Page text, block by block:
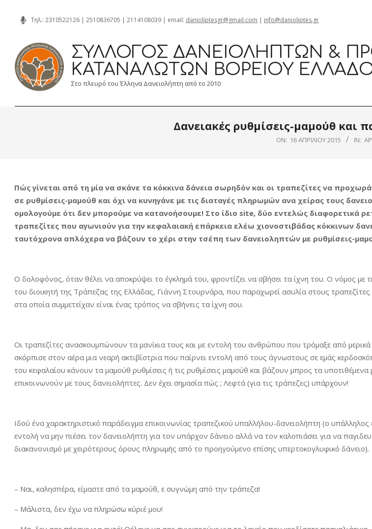
content
Τηλ.: 2310522126 | 2510836705 | 2114108039 | email: danioliptesgr@gmail.com | info@danioliptes.gr
ΣΎΛΛΟΓΟΣ ΔΑΝΕΙΟΛΗΠΤΏΝ &
ΚΑΤΑΝΑΛΩΤΏΝ ΒΟΡΕΊΟΥ
Στο πλευρό του Έλληνα Δανειολήπτη από το 2010
Δανειακές ρυθμίσεις-μαμούθ και
ON: 16 ΑΠΡΙΛΊΟΥ 2015 IN:
Πώς γίνεται από τη μία να σκάνε τα κόκκινα δάνεια σωρηδόν και οι τραπεζίτες να
σε ρυθμίσεις-μαμούθ και όχι να κυνηγάνε με τις διαταγές πληρωμών ανα χείρας τους
ομολογούμε ότι δεν μπορούμε να κατανοήσουμε! Στο ίδιο site, δύο εντελώς διαφορετικά
τραπεζίτες που αγωνιούν για την κεφαλαιακή επάρκεια ελέω χιονοστιβάδας κόκκινων
ταυτόχρονα απλόχερα να βάζουν το χέρι στην τσέπη των δανειοληπτών με ρυθμίσεις-
Ο δολοφόνος, όταν θέλει να αποκρύψει το έγκλημά του, φροντίζει να σβήσει τα ίχνη του. Ο νόμος με
του διοικητή της Τράπεζας της Ελλάδας, Γιάννη Στουρνάρα, που παραχωρεί ασυλία στους τραπεζίτες
στα οποία συμμετείχαν είναι ένας τρόπος να σβήνεις τα ίχνη σου.
Οι τραπεζίτες ανασκουμπώνουν τα μανίκια τους και με εντολή του ανθρώπου που τρόμαξε από
σκόρπισε στον αέρα μια νεαρή ακτιβίστρια που παίρνει εντολή από τους άγνωστους σε εμάς
του κεφαλαίου κάνουν τα μαμούθ ρυθμίσεις ή τις ρυθμίσεις μαμούθ και βάζουν μπρος τα υποτιθέμενα
επικοινωνούν με τους δανειολήπτες. Δεν έχει σημασία πώς ; Λεφτά (για τις τράπεζες) υπάρχουν!
Ιδού ένα χαρακτηριστικό παράδειγμα επικοινωνίας τραπεζικού υπαλλήλου-δανειολήπτη (ο υπάλληλος
εντολή να μην πιέσει τον δανειολήπτη για τον υπάρχον δάνειο αλλά να τον καλοπιάσει για να
διακανονισμό με χειρότερους όρους πληρωμής από το προηγούμενο επίσης υπερτοκογλυφικό δάνειο).
– Ναι, καλησπέρα, είμαστε από τα μαμούθ, ε συγνώμη από την τράπεζα!
– Μάλιστα, δεν έχω να πληρώσω κύριέ μου!